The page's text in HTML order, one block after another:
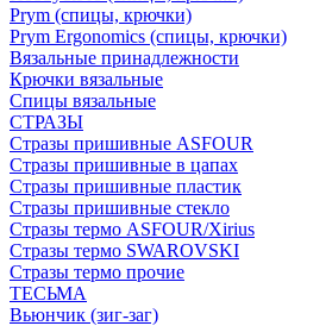
Prym (спицы, крючки)
Prym Ergonomics (спицы, крючки)
Вязальные принадлежности
Крючки вязальные
Спицы вязальные
СТРАЗЫ
Стразы пришивные ASFOUR
Стразы пришивные в цапах
Стразы пришивные пластик
Стразы пришивные стекло
Стразы термо ASFOUR/Xirius
Стразы термо SWAROVSKI
Стразы термо прочие
ТЕСЬМА
Вьюнчик (зиг-заг)